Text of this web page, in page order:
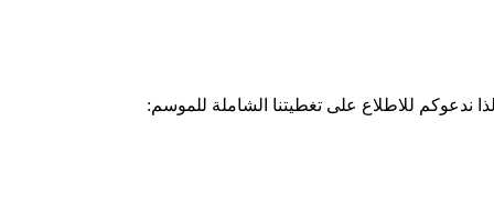
ندعوكم للاطلاع على تغطيتنا الشاملة للموسم: